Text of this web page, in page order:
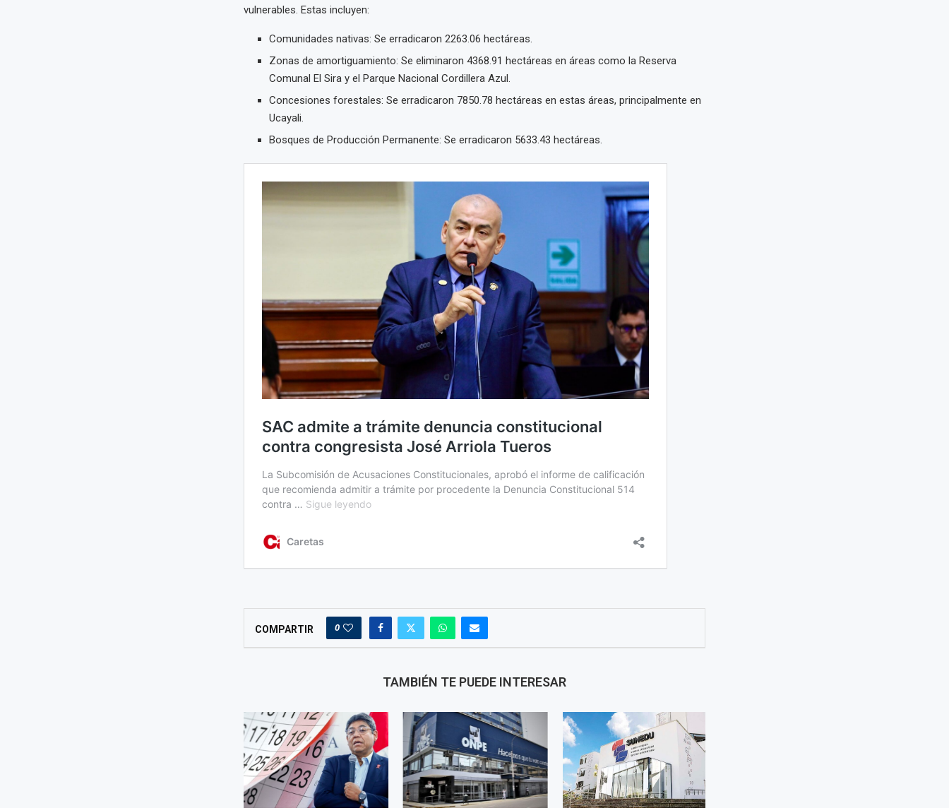
vulnerables. Estas incluyen:
Comunidades nativas: Se erradicaron 2263.06 hectáreas.
Zonas de amortiguamiento: Se eliminaron 4368.91 hectáreas en áreas como la Reserva
Comunal El Sira y el Parque Nacional Cordillera Azul.
Concesiones forestales: Se erradicaron 7850.78 hectáreas en estas áreas, principalmente en
Ucayali.
Bosques de Producción Permanente: Se erradicaron 5633.43 hectáreas.
COMPARTIR 0
TAMBIÉN TE PUEDE INTERESAR